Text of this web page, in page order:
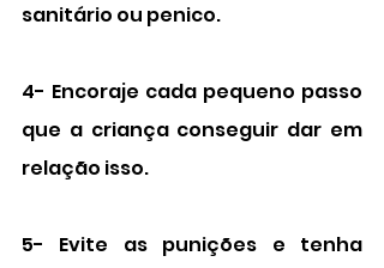
sanitário ou penico.
4- Encoraje cada pequeno passo
que a criança conseguir dar em
relação isso.
5- Evite as punições e tenha